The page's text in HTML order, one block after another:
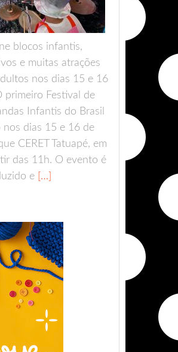
blocos infantis,
e muitas atrações
nos dias 15 e 16
primeiro Festival de
Infantis do Brasil
nos dias 15 e 16 de
CERET Tatuapé, em
das 11h. O evento é
e […]